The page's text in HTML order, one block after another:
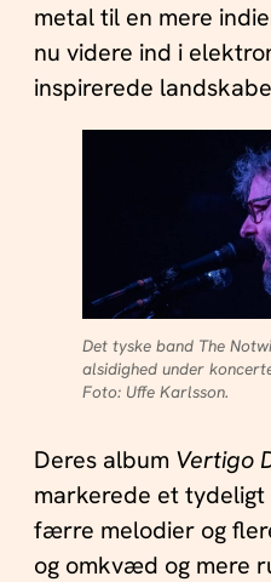
metal til en mere
nu videre ind i
inspirerede
Det tyske band The
alsidighed under
Foto: Uffe Karlsson.
Deres album Vertigo
markerede et
færre melodier og
og omkvæd og mere